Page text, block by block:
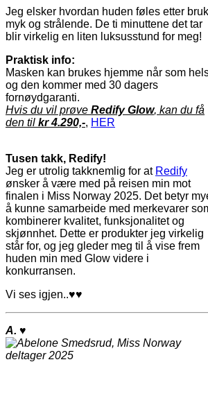
Jeg elsker hvordan huden føles etter bruk
myk og strålende. De ti minuttene det tar
blir virkelig en liten luksusstund for meg!
Praktisk info:
Masken kan brukes hjemme når som
og den kommer med 30 dagers
fornøydgaranti.
Hvis du vil prøve Redify Glow, kan du få
den til kr 4.290,-, HER
Tusen takk, Redify!
Jeg er utrolig takknemlig for at Redify
ønsker å være med på reisen min mot
finalen i Miss Norway 2025. Det betyr
å kunne samarbeide med merkevarer
kombinerer kvalitet, funksjonalitet og
skjønnhet. Dette er produkter jeg virkelig
står for, og jeg gleder meg til å vise frem
huden min med Glow videre i
konkurransen.
Vi ses igjen..♥♥
A. ♥